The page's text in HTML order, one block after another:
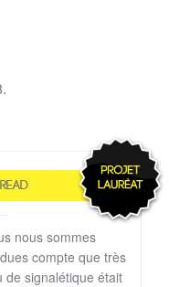
nous sommes
compte que très
de signalétique était